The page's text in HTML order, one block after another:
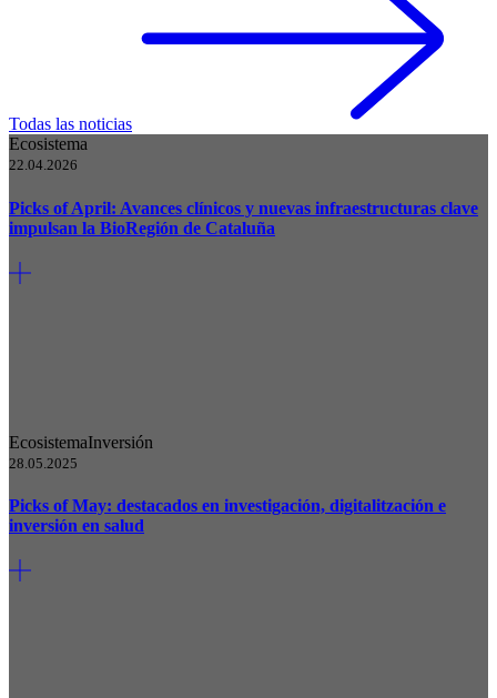
Todas las noticias
Ecosistema
22.04.2026
Picks of April: Avances clínicos y nuevas infraestructuras clave
impulsan la BioRegión de Cataluña
EcosistemaInversión
28.05.2025
Picks of May: destacados en investigación, digitalitzación e
inversión en salud